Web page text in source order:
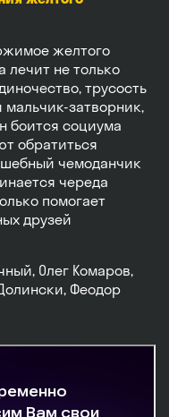
желтого
лечит не только
трусость
затворник,
боится социума
обратиться
чемоданчик
череда
помогает
друзей
Олег Комаров,
Феодор